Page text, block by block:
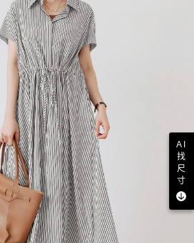
AI
找
尺
寸